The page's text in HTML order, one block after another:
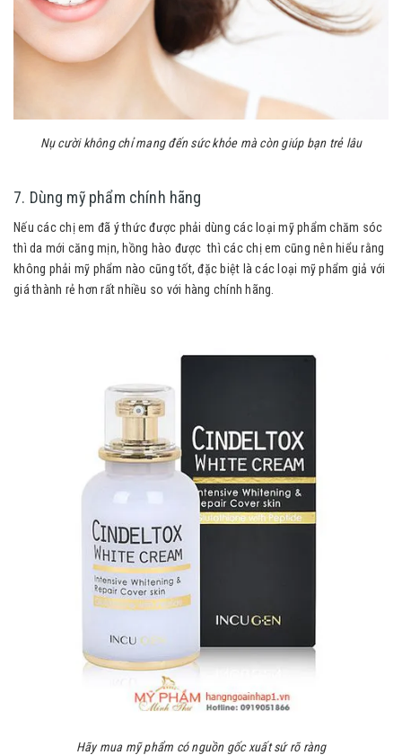
Nụ cười không chỉ mang đến sức khỏe mà còn giúp bạn trẻ lâu
7. Dùng mỹ phẩm chính hãng
Nếu các chị em đã ý thức được phải dùng các loại mỹ phẩm chăm sóc
thì da mới căng mịn, hồng hào được thì các chị em cũng nên hiểu rằng
không phải mỹ phẩm nào cũng tốt, đặc biệt là các loại mỹ phẩm giả với
giá thành rẻ hơn rất nhiều so với hàng chính hãng.
Hãy mua mỹ phẩm có nguồn gốc xuất sứ rõ ràng